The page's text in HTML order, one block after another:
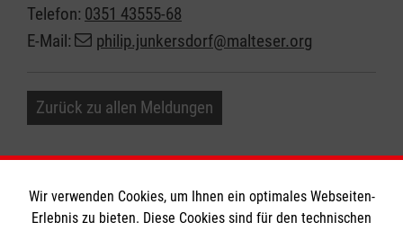
Telefon: 0351 43555-68
E-Mail:
philip.junkersdorf@malteser.org
Zurück zu allen Meldungen
Wir verwenden Cookies, um Ihnen ein optimales Webseiten-
Erlebnis zu bieten. Diese Cookies sind für den technischen